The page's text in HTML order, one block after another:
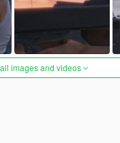
images and videos